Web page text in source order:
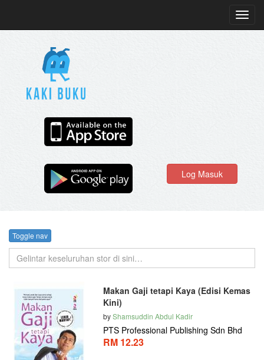
Log Masuk
Toggle nav
Makan Gaji tetapi Kaya (Edisi Kemas
Kini)
byShamsuddin Abdul Kadir
PTS Professional Publishing Sdn Bhd
RM 12.23